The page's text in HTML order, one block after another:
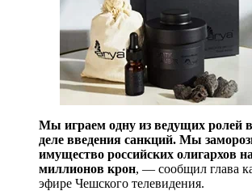
Мы играем одну из ведущих ролей
деле введения санкций. Мы
имущество российских олигархов
миллионов крон, — сообщил глава
эфире Чешского телевидения.